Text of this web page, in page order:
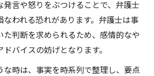
発言や怒りをぶつけることで、弁護士
なわれる恐れがあります。弁護士は事
た判断を求められるため、感情的なや
バイスの妨げとなります。
な時は、事実を時系列で整理し、要点